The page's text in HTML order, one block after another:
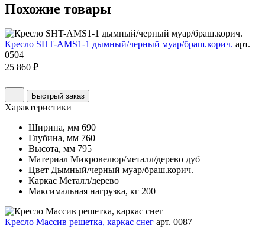
Похожие товары
Кресло SHT-AMS1-1 дымный/черный муар/браш.корич. арт.
0504
25 860 ₽
Быстрый заказ
Характеристики
Ширина, мм 690
Глубина, мм 760
Высота, мм 795
Материал Микровелюр/металл/дерево дуб
Цвет Дымный/черный муар/браш.корич.
Каркас Металл/дерево
Максимальная нагрузка, кг 200
Кресло Массив решетка, каркас снег арт. 0087